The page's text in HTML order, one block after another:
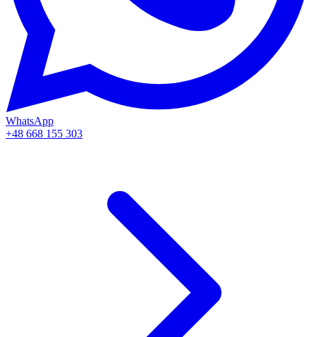
WhatsApp
+48 668 155 303